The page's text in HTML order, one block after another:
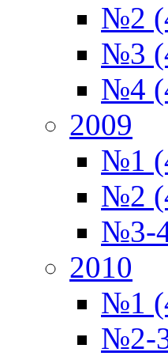
№2
№3
№4
2009
№1
№2
№3-
2010
№1
№2-